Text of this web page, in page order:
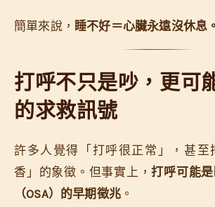
簡單來說， 睡不好＝心臟永遠沒休息。
打呼不只是吵，更可
的求救訊號
許多人覺得「打呼很正常」，甚至
香」的象徵。但事實上，打呼可能
（OSA）的早期徵兆 。